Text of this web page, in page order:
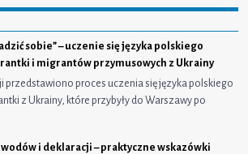
sobie” – uczenie się języka polskiego
i migrantów przymusowych z Ukrainy
przedstawiono proces uczenia się języka polskiego
z Ukrainy, które przybyły do Warszawy po
i deklaracji – praktyczne wskazówki